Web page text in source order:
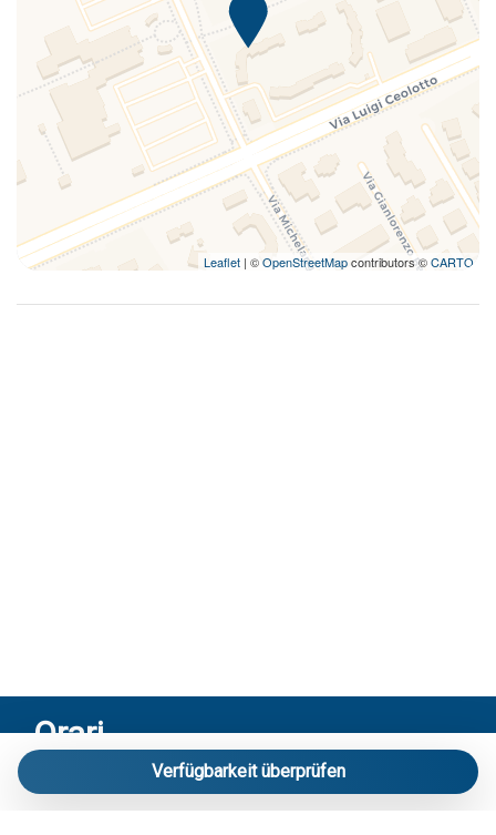
Leaflet | ©OpenStreetMapcontributors ©CARTO
Verfügbarkeit überprüfen
Orari
Riceviamo solo su appuntamento:
Via Mameli 103/A Lido di Jesolo – Venezia